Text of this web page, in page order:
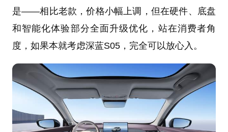
是——相比老款，价格小幅上调，但在硬件、底盘
和智能化体验部分全面升级优化，站在消费者角
度，如果本就考虑深蓝S05，完全可以放心入。